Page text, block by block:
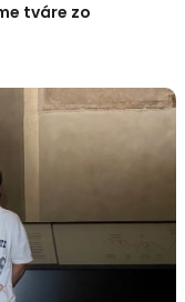
tváre zo